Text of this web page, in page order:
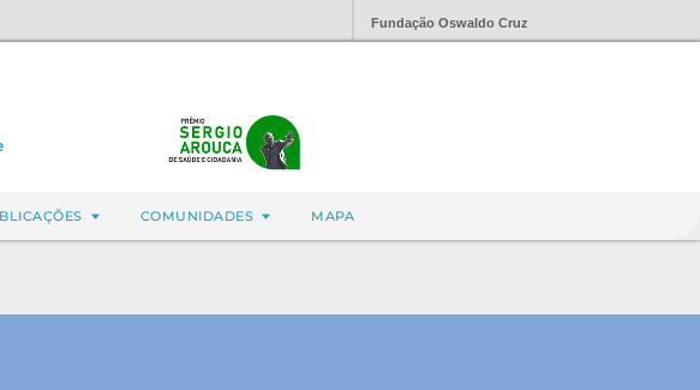
Fundação Oswaldo Cruz
COMUNIDADES MAPA